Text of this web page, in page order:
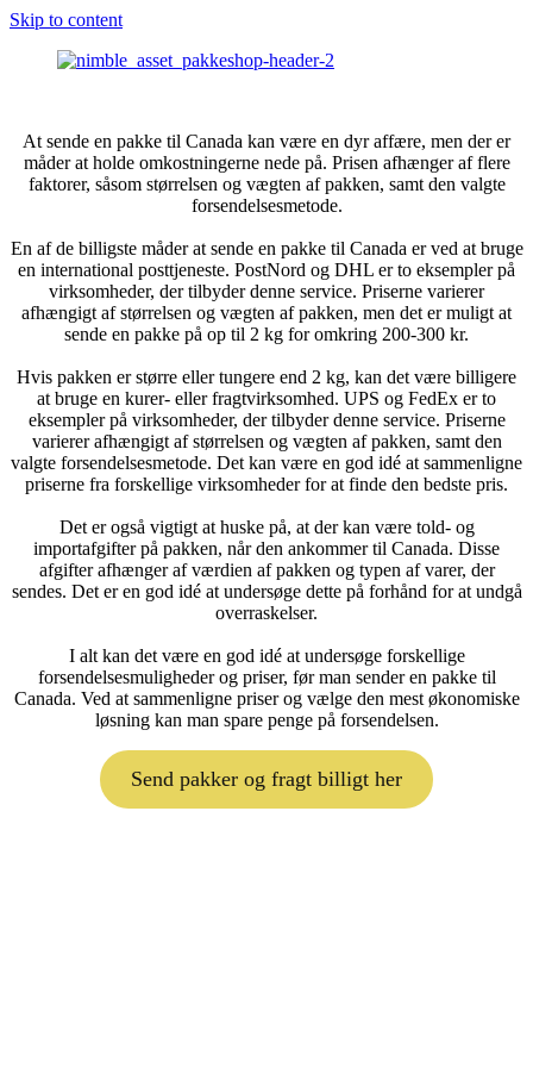
Skip to content
At sende en pakke til Canada kan være en dyr affære, men der er
måder at holde omkostningerne nede på. Prisen afhænger af flere
faktorer, såsom størrelsen og vægten af pakken, samt den valgte
forsendelsesmetode.
En af de billigste måder at sende en pakke til Canada er ved at bruge
en international posttjeneste. PostNord og DHL er to eksempler på
virksomheder, der tilbyder denne service. Priserne varierer
afhængigt af størrelsen og vægten af pakken, men det er muligt at
sende en pakke på op til 2 kg for omkring 200-300 kr.
Hvis pakken er større eller tungere end 2 kg, kan det være billigere
at bruge en kurer- eller fragtvirksomhed. UPS og FedEx er to
eksempler på virksomheder, der tilbyder denne service. Priserne
varierer afhængigt af størrelsen og vægten af pakken, samt den
valgte forsendelsesmetode. Det kan være en god idé at sammenligne
priserne fra forskellige virksomheder for at finde den bedste pris.
Det er også vigtigt at huske på, at der kan være told- og
importafgifter på pakken, når den ankommer til Canada. Disse
afgifter afhænger af værdien af pakken og typen af varer, der
sendes. Det er en god idé at undersøge dette på forhånd for at undgå
overraskelser.
I alt kan det være en god idé at undersøge forskellige
forsendelsesmuligheder og priser, før man sender en pakke til
Canada. Ved at sammenligne priser og vælge den mest økonomiske
løsning kan man spare penge på forsendelsen.
Send pakker og fragt billigt her